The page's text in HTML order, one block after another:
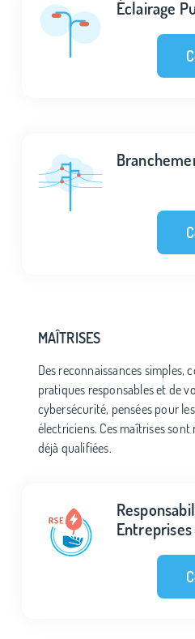
Éclairage
MAÎTRISES
Des reconnaissances simples,
pratiques responsables et de
cybersécurité, pensées pour
électriciens. Ces maîtrises
déjà qualifiées.
Entreprises